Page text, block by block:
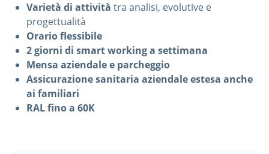
Varietà di attività tra analisi, evolutive e
progettualità
Orario flessibile
2 giorni di smart working a settimana
Mensa aziendale e parcheggio
Assicurazione sanitaria aziendale estesa anche
ai familiari
RAL fino a 60K